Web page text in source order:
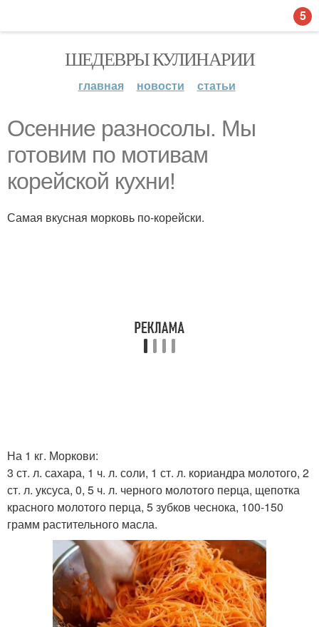
ШЕДЕВРЫ КУЛИНАРИИ
главная новости статьи
Осенние разносолы. Мы
готовим по мотивам
корейской кухни!
Самая вкусная морковь по-корейски.
На 1 кг. Моркови:
3 ст. л. сахара, 1 ч. л. соли, 1 ст. л. кориандра молотого, 2
ст. л. уксуса, 0, 5 ч. л. черного молотого перца, щепотка
красного молотого перца, 5 зубков чеснока, 100-150
грамм растительного масла.
5